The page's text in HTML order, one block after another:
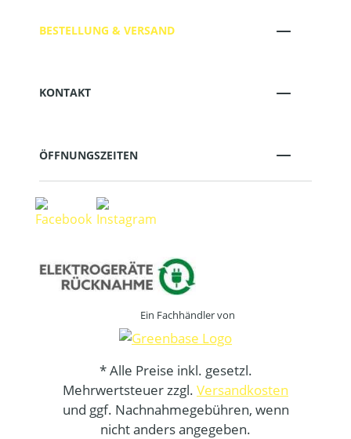
BESTELLUNG & VERSAND
KONTAKT
ÖFFNUNGSZEITEN
Ein Fachhändler von
* Alle Preise inkl. gesetzl.
Mehrwertsteuer zzgl. Versandkosten
und ggf. Nachnahmegebühren, wenn
nicht anders angegeben.